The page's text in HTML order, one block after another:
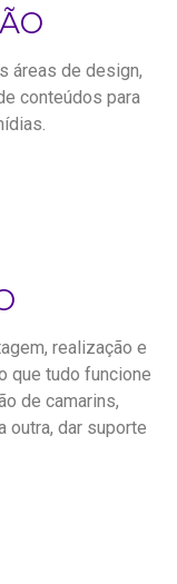
áreas de design,
conteúdos para
realização e
que tudo funcione
de camarins,
outra, dar suporte